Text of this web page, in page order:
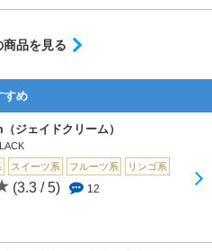
商品を見る
すめ
ジェイドクリーム）
スイーツ系 フルーツ系 リンゴ系
(3.3 / 5) 12